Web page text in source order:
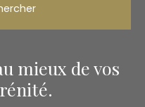
mieux de vos